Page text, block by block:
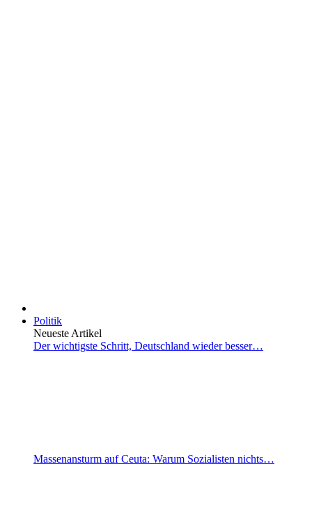
Politik
Neueste Artikel
Der wichtigste Schritt, Deutschland wieder besser…
Massenansturm auf Ceuta: Warum Sozialisten nichts…